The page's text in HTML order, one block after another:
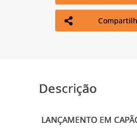
Descrição